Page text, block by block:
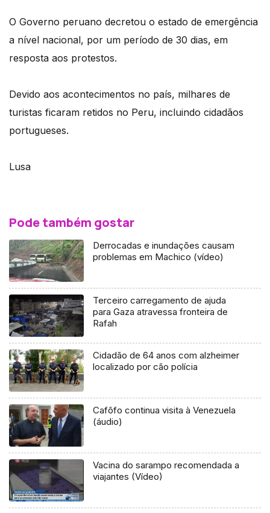
O Governo peruano decretou o estado de emergência
a nível nacional, por um período de 30 dias, em
resposta aos protestos.
Devido aos acontecimentos no país, milhares de
turistas ficaram retidos no Peru, incluindo cidadãos
portugueses.
Lusa
Pode também gostar
Derrocadas e inundações causam
problemas em Machico (vídeo)
Terceiro carregamento de ajuda
para Gaza atravessa fronteira de
Rafah
Cidadão de 64 anos com alzheimer
localizado por cão polícia
Cafôfo continua visita à Venezuela
(áudio)
Vacina do sarampo recomendada a
viajantes (Vídeo)